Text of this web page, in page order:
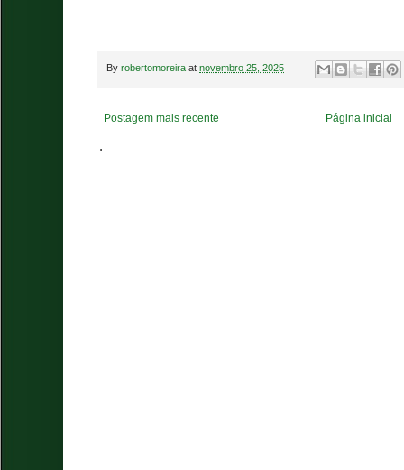
By robertomoreira at novembro 25, 2025
Postagem mais recente Página inicial
.